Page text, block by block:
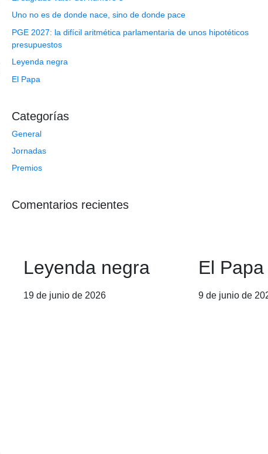
Leyenda negra
19 de junio de 2026
El Papa
9 de junio de
Uno no es de donde nace, sino de donde pace
PGE 2027: la difícil aritmética parlamentaria de unos hipotéticos
presupuestos
Leyenda negra
El Papa
Categorías
General
Jornadas
Premios
Comentarios recientes